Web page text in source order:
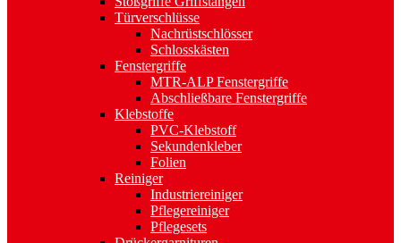
Türverschlüsse
Nachrüstschlösser
Schlosskästen
Fenstergriffe
MTR-ALP Fenstergriffe
Abschließbare Fenstergriffe
Klebstoffe
PVC-Klebstoff
Sekundenkleber
Folien
Reiniger
Industriereiniger
Pflegereiniger
Pflegesets